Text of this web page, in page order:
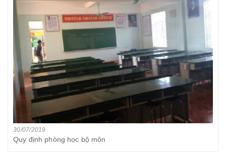
30/07/2019
Quy định phòng học bộ môn